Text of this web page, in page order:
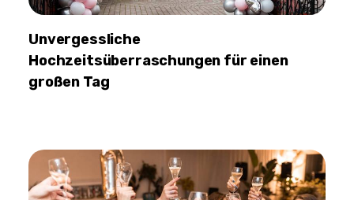
Unvergessliche
Hochzeitsüberraschungen für einen
großen Tag